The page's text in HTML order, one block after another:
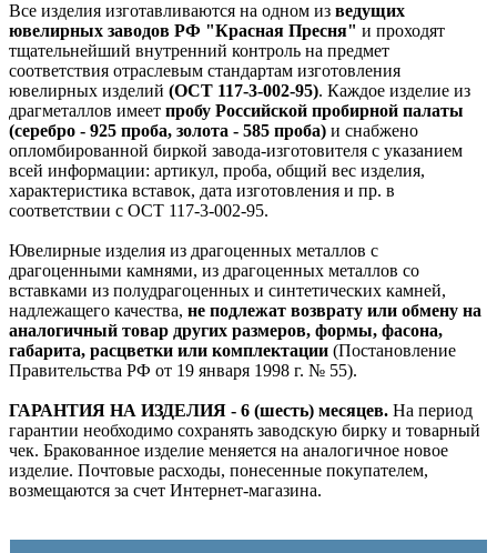
Все изделия изготавливаются на одном из ведущих
ювелирных заводов РФ "Красная Пресня" и проходят
тщательнейший внутренний контроль на предмет
соответствия отраслевым стандартам изготовления
ювелирных изделий (ОСТ 117-3-002-95). Каждое изделие из
драгметаллов имеет пробу Российской пробирной палаты
(серебро - 925 проба, золота - 585 проба) и снабжено
опломбированной биркой завода-изготовителя с указанием
всей информации: артикул, проба, общий вес изделия,
характеристика вставок, дата изготовления и пр. в
соответствии с ОСТ 117-3-002-95.
Ювелирные изделия из драгоценных металлов с
драгоценными камнями, из драгоценных металлов со
вставками из полудрагоценных и синтетических камней,
надлежащего качества, не подлежат возврату или обмену на
аналогичный товар других размеров, формы, фасона,
габарита, расцветки или комплектации (Постановление
Правительства РФ от 19 января 1998 г. № 55).
ГАРАНТИЯ НА ИЗДЕЛИЯ - 6 (шесть) месяцев. На период
гарантии необходимо сохранять заводскую бирку и товарный
чек. Бракованное изделие меняется на аналогичное новое
изделие. Почтовые расходы, понесенные покупателем,
возмещаются за счет Интернет-магазина.